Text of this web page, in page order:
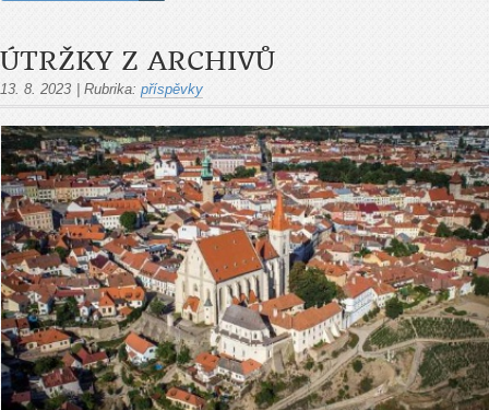
ÚTRŽKY Z ARCHIVŮ
13. 8. 2023 | Rubrika: příspěvky